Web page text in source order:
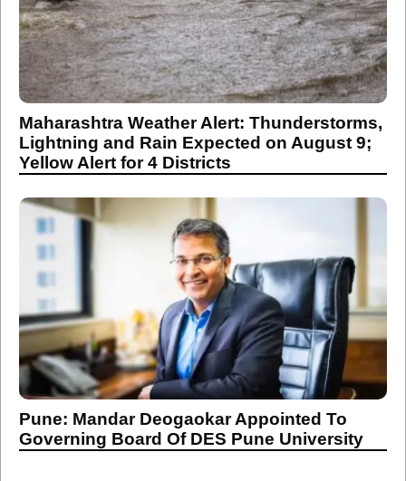
Maharashtra Weather Alert: Thunderstorms,
Lightning and Rain Expected on August 9;
Yellow Alert for 4 Districts
Pune: Mandar Deogaokar Appointed To
Governing Board Of DES Pune University